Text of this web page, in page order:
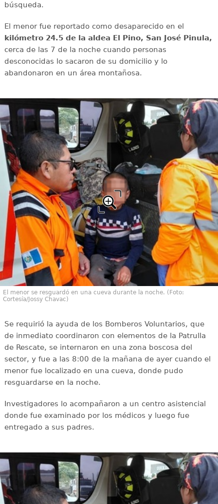
búsqueda.
El menor fue reportado como desaparecido en el
kilómetro 24.5 de la aldea El Pino, San José Pinula,
cerca de las 7 de la noche cuando personas
desconocidas lo sacaron de su domicilio y lo
abandonaron en un área montañosa.
El menor se resguardó en una cueva durante la noche. (Foto:
Cortesía/Jossy Chavac)
Se requirió la ayuda de los Bomberos Voluntarios, que
de inmediato coordinaron con elementos de la Patrulla
de Rescate, se internaron en una zona boscosa del
sector, y fue a las 8:00 de la mañana de ayer cuando el
menor fue localizado en una cueva, donde pudo
resguardarse en la noche.
Investigadores lo acompañaron a un centro asistencial
donde fue examinado por los médicos y luego fue
entregado a sus padres.